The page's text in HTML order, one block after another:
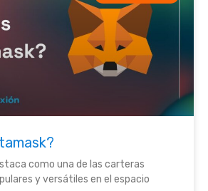
como una de las carteras
y versátiles en el espacio